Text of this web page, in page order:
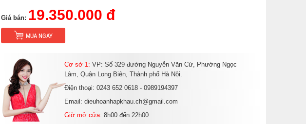
Giá bán: 19.350.000 đ
MUA NGAY
Cơ sở 1: VP: Số 329 đường Nguyễn Văn Cừ, Phường Ngọc
Lâm, Quận Long Biên, Thành phố Hà Nội.
Điện thoại: 0243 652 0618 - 0989194397
Email: dieuhoanhapkhau.ch@gmail.com
Giờ mở cửa: 8h00 đến 22h00